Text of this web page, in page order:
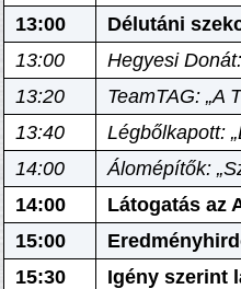
13:00
Délutáni
13:00
Hegyesi
13:20
TeamTAG: „A
13:40
Légbőlkapott:
14:00
Álomépítők:
14:00
Látogatás az
15:00
15:30
Igény szerint